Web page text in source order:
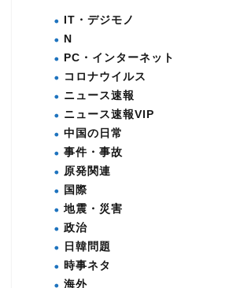
IT・デジモノ
N
PC・インターネット
コロナウイルス
ニュース速報
ニュース速報VIP
中国の日常
事件・事故
原発関連
国際
地震・災害
政治
日韓問題
時事ネタ
海外